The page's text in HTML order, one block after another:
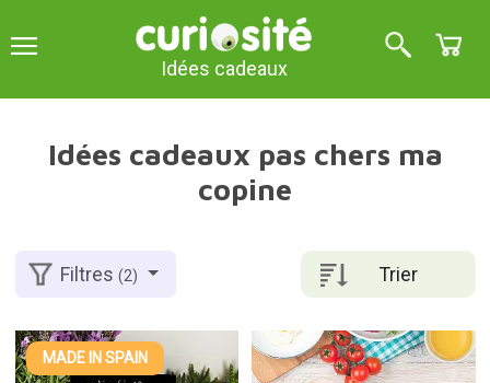
Idées cadeaux
Idées cadeaux pas chers ma
copine
Trier
Filtres(2)
MADE IN SPAIN